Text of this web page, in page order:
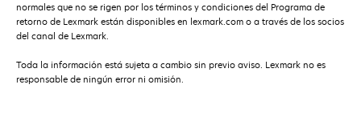
normales que no se rigen por los términos y condiciones del Programa de
retorno de Lexmark están disponibles en lexmark.com o a través de los socios
del canal de Lexmark.
Toda la información está sujeta a cambio sin previo aviso. Lexmark no es
responsable de ningún error ni omisión.